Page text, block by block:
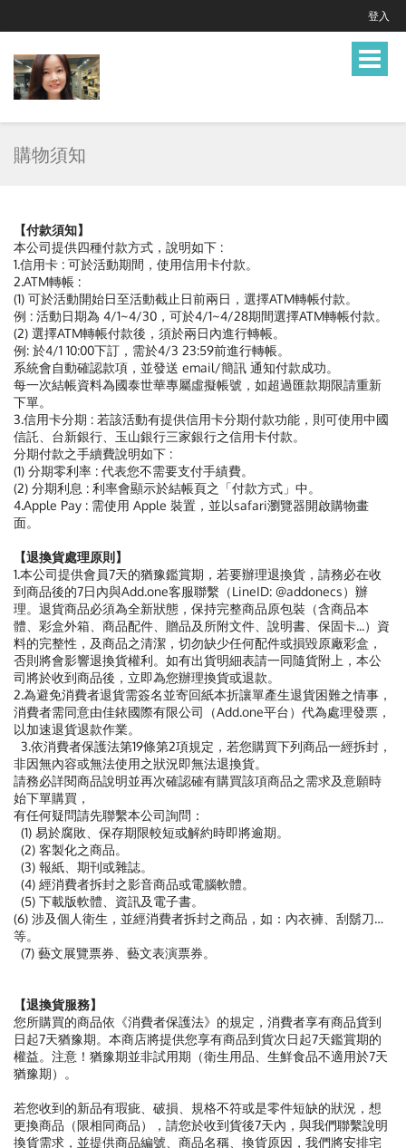
登入
Toggle
購物須知
【付款須知】
本公司提供四種付款方式，說明如下 :
1.信用卡 : 可於活動期間，使用信用卡付款。
2.ATM轉帳 :
(1) 可於活動開始日至活動截止日前兩日，選擇ATM轉帳付款。
例 : 活動日期為 4/1~4/30，可於4/1~4/28期間選擇ATM轉帳付款。
(2) 選擇ATM轉帳付款後，須於兩日內進行轉帳。
例: 於4/1 10:00下訂，需於4/3 23:59前進行轉帳。
系統會自動確認款項，並發送 email/簡訊 通知付款成功。
每一次結帳資料為國泰世華專屬虛擬帳號，如超過匯款期限請重新
下單。
3.信用卡分期 : 若該活動有提供信用卡分期付款功能，則可使用中國
信託、台新銀行、玉山銀行三家銀行之信用卡付款。
分期付款之手續費說明如下 :
(1) 分期零利率 : 代表您不需要支付手績費。
(2) 分期利息 : 利率會顯示於結帳頁之「付款方式」中。
4.Apple Pay : 需使用 Apple 裝置，並以safari瀏覽器開啟購物畫
面。
【退換貨處理原則】
1.本公司提供會員7天的猶豫鑑賞期，若要辦理退換貨，請務必在收
到商品後的7日內與Add.one客服聯繫（LineID: @addonecs）辦
理。退貨商品必須為全新狀態，保持完整商品原包裝（含商品本
體、彩盒外箱、商品配件、贈品及所附文件、說明書、保固卡...）資
料的完整性，及商品之清潔，切勿缺少任何配件或損毀原廠彩盒，
否則將會影響退換貨權利。如有出貨明細表請一同隨貨附上，本公
司將於收到商品後，立即為您辦理換貨或退款。
2.為避免消費者退貨需簽名並寄回紙本折讓單產生退貨困難之情事，
消費者需同意由佳銥國際有限公司（Add.one平台）代為處理發票，
以加速退貨退款作業。
3.依消費者保護法第19條第2項規定，若您購買下列商品一經拆封，
非因無內容或無法使用之狀況即無法退換貨。
請務必詳閱商品說明並再次確認確有購買該項商品之需求及意願時
始下單購買，
有任何疑問請先聯繫本公司詢問：
(1) 易於腐敗、保存期限較短或解約時即將逾期。
(2) 客製化之商品。
(3) 報紙、期刊或雜誌。
(4) 經消費者拆封之影音商品或電腦軟體。
(5) 下載版軟體、資訊及電子書。
(6) 涉及個人衛生，並經消費者拆封之商品，如：內衣褲、刮鬍刀…
等。
(7) 藝文展覽票券、藝文表演票券。
【退換貨服務】
您所購買的商品依《消費者保護法》的規定，消費者享有商品貨到
日起7天猶豫期。本商店將提供您享有商品到貨次日起7天鑑賞期的
權益。注意！猶豫期並非試用期（衛生用品、生鮮食品不適用於7天
猶豫期）。
若您收到的新品有瑕疵、破損、規格不符或是零件短缺的狀況，想
更換商品（限相同商品），請您於收到貨後7天內，與我們聯繫說明
換貨需求，並提供商品編號、商品名稱、換貨原因，我們將安排宅